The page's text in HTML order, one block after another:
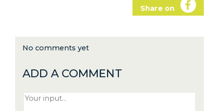
Share on
No comments yet
ADD A COMMENT